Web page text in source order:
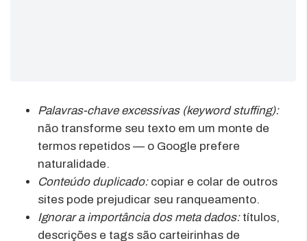
Palavras-chave excessivas (keyword stuffing):
não transforme seu texto em um monte de
termos repetidos — o Google prefere
naturalidade.
Conteúdo duplicado:copiar e colar de outros
sites pode prejudicar seu ranqueamento.
Ignorar a importância dos meta dados:títulos,
descrições e tags são carteirinhas de